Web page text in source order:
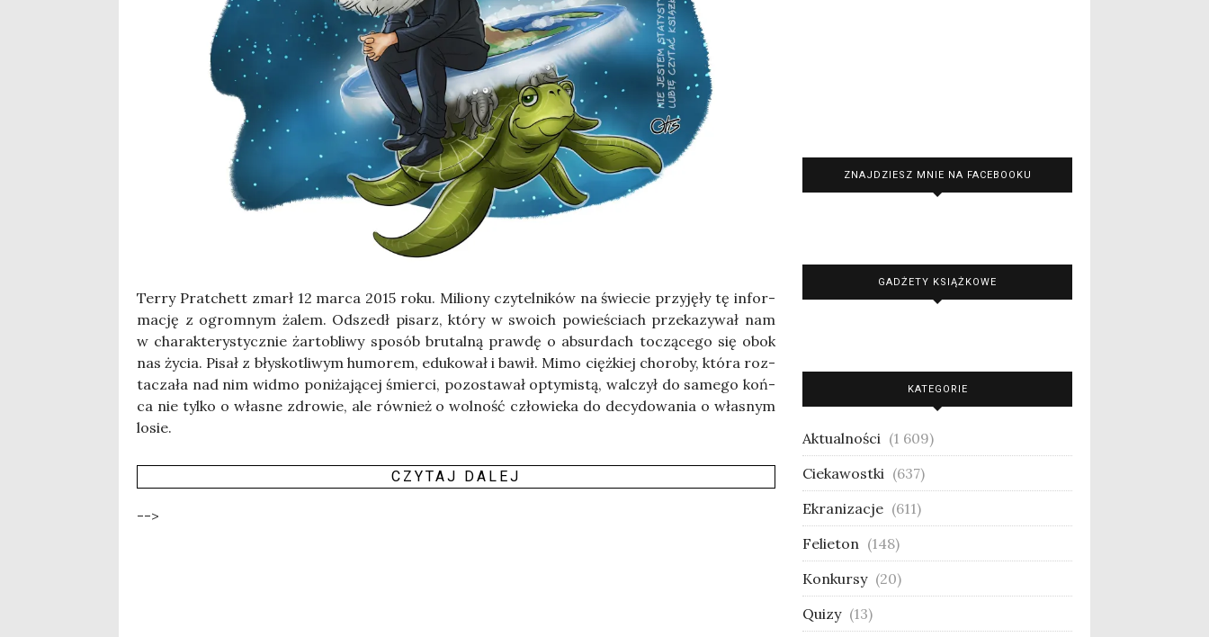
Ter­ry Prat­chett zmarł 12 mar­ca 2015 roku. Milio­ny czy­tel­ni­ków na świe­cie przy­ję­ły tę infor­
ma­cję z ogrom­nym żalem. Odszedł pisarz, któ­ry w swo­ich powie­ściach prze­ka­zy­wał nam
w cha­rak­te­ry­stycz­nie żar­to­bli­wy spo­sób bru­tal­ną praw­dę o absur­dach toczą­ce­go się obok
nas życia. Pisał z bły­sko­tli­wym humo­rem, edu­ko­wał i bawił. Mimo cięż­kiej cho­ro­by, któ­ra roz­
ta­cza­ła nad nim wid­mo poni­ża­ją­cej śmier­ci, pozo­sta­wał opty­mi­stą, wal­czył do same­go koń­
ca nie tyl­ko o wła­sne zdro­wie, ale rów­nież o wol­ność czło­wie­ka do decy­do­wa­nia o wła­snym
losie.
CZY­TAJ DALEJ
-->
ZNAJDZIESZ MNIE NA FACEBOOKU
GADŻETY KSIĄŻKOWE
KATEGORIE
Aktualności (1 609)
Ciekawostki (637)
Ekranizacje (611)
Felieton (148)
Konkursy (20)
Quizy (13)